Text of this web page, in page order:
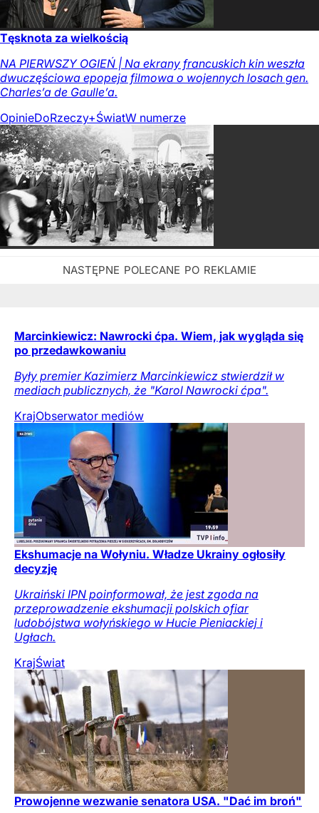
Tęsknota za wielkością
NA PIERWSZY OGIEŃ | Na ekrany francuskich kin weszła
dwuczęściowa epopeja filmowa o wojennych losach gen.
Charles’a de Gaulle’a.
OpinieDoRzeczy+ŚwiatW numerze
Marcinkiewicz: Nawrocki ćpa. Wiem, jak wygląda się
po przedawkowaniu
Były premier Kazimierz Marcinkiewicz stwierdził w
mediach publicznych, że "Karol Nawrocki ćpa".
KrajObserwator mediów
Ekshumacje na Wołyniu. Władze Ukrainy ogłosiły
decyzję
Ukraiński IPN poinformował, że jest zgoda na
przeprowadzenie ekshumacji polskich ofiar
ludobójstwa wołyńskiego w Hucie Pieniackiej i
Ugłach.
KrajŚwiat
Prowojenne wezwanie senatora USA. "Dać im broń"